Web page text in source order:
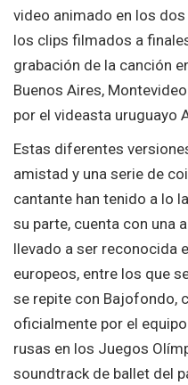
video animado en los
los clips filmados a
grabación de la canción
Buenos Aires,
por el videasta uruguayo
Estas diferentes
amistad y una serie de
cantante han tenido a lo
su parte, cuenta con una
llevado a ser reconocida
europeos, entre los que
se repite con Bajofondo,
oficialmente por el
rusas en los Juegos
soundtrack de ballet del